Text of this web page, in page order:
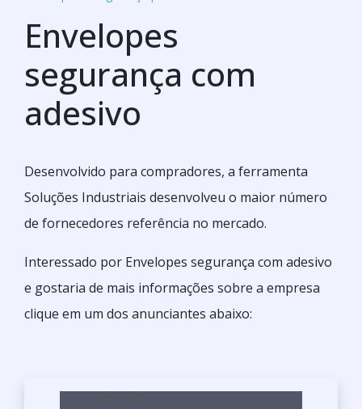
Envelopes
segurança com
adesivo
Desenvolvido para compradores, a ferramenta
Soluções Industriais desenvolveu o maior número
de fornecedores referência no mercado.
Interessado por Envelopes segurança com adesivo
e gostaria de mais informações sobre a empresa
clique em um dos anunciantes abaixo: